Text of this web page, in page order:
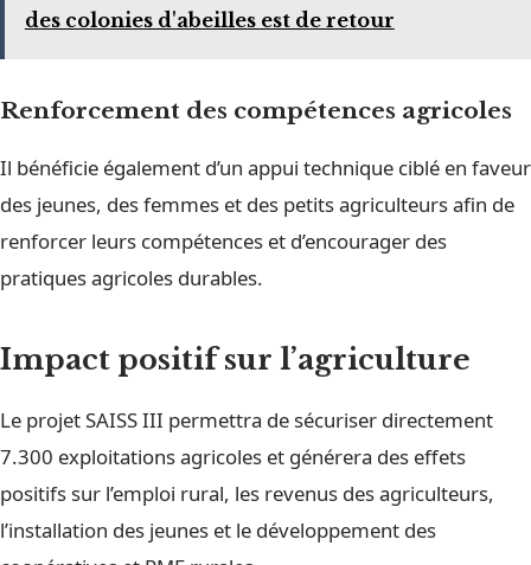
des colonies d'abeilles est de retour
Renforcement des compétences agricoles
Il bénéficie également d’un appui technique ciblé en faveur
des jeunes, des femmes et des petits agriculteurs afin de
renforcer leurs compétences et d’encourager des
pratiques agricoles durables.
Impact positif sur l’agriculture
Le projet SAISS III permettra de sécuriser directement
7.300 exploitations agricoles et générera des effets
positifs sur l’emploi rural, les revenus des agriculteurs,
l’installation des jeunes et le développement des